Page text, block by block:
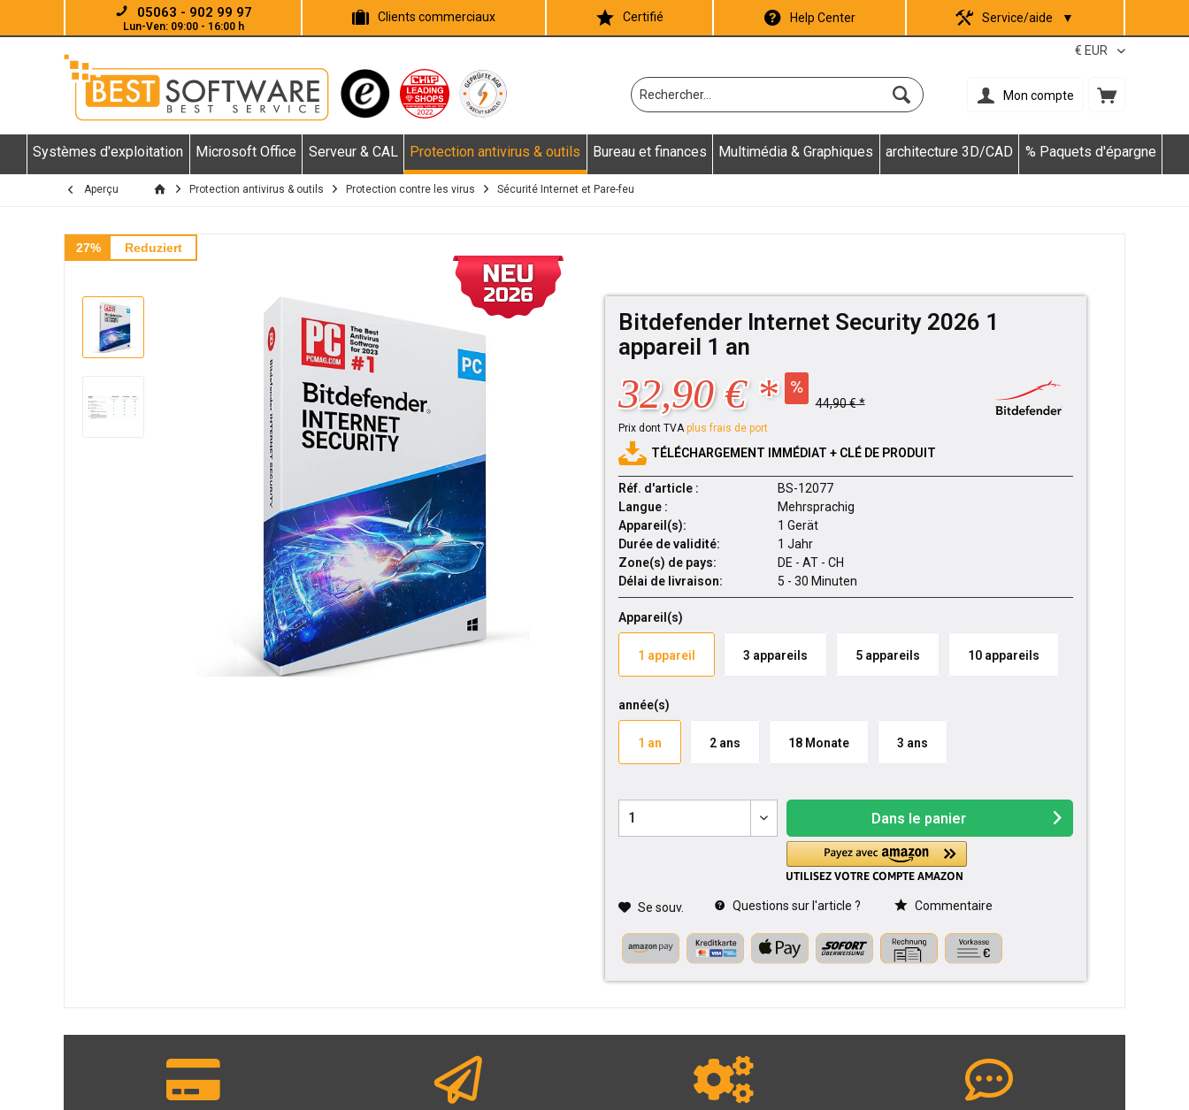
05063 - 902 99 97
Lun-Ven: 09:00 - 16:00 h
Clients commerciaux Certifié Help Center Service/aide ▼
Mon compte
Systèmes d'exploitation Microsoft Office Serveur & CAL Protection antivirus & outils Bureau et finances Multimédia & Graphiques architecture 3D/CAD % Paquets d'épargne
Aperçu Protection antivirus & outils Protection contre les virus Sécurité Internet et Pare-feu
27% Reduziert
Bitdefender Internet Security 2026 1
appareil 1 an
32,90 € * 44,90 € *
Prix dont TVAplus frais de port
TÉLÉCHARGEMENT IMMÉDIAT + CLÉ DE PRODUIT
Réf. d'article :
BS-12077
Langue :
Mehrsprachig
Appareil(s):
1 Gerät
Durée de validité:
1 Jahr
Zone(s) de pays:
DE - AT - CH
Délai de livraison:
5 - 30 Minuten
Appareil(s)
1 appareil 3 appareils 5 appareils 10 appareils
année(s)
1 an 2 ans 18 Monate 3 ans
Dans le panier
Se souv. Questions sur l'article ? Commentaire